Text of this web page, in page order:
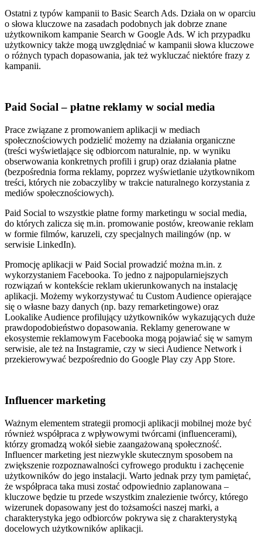
Ostatni z typów kampanii to Basic Search Ads. Działa on w oparciu
o słowa kluczowe na zasadach podobnych jak dobrze znane
użytkownikom kampanie Search w Google Ads. W ich przypadku
użytkownicy także mogą uwzględniać w kampanii słowa kluczowe
o różnych typach dopasowania, jak też wykluczać niektóre frazy z
kampanii.
Paid Social – płatne reklamy w social media
Prace związane z promowaniem aplikacji w mediach
społecznościowych podzielić możemy na działania organiczne
(treści wyświetlające się odbiorcom naturalnie, np. w wyniku
obserwowania konkretnych profili i grup) oraz działania płatne
(bezpośrednia forma reklamy, poprzez wyświetlanie użytkownikom
treści, których nie zobaczyliby w trakcie naturalnego korzystania z
mediów społecznościowych).
Paid Social to wszystkie płatne formy marketingu w social media,
do których zalicza się m.in. promowanie postów, kreowanie reklam
w formie filmów, karuzeli, czy specjalnych mailingów (np. w
serwisie LinkedIn).
Promocję aplikacji w Paid Social prowadzić można m.in. z
wykorzystaniem Facebooka. To jedno z najpopularniejszych
rozwiązań w kontekście reklam ukierunkowanych na instalację
aplikacji. Możemy wykorzystywać tu Custom Audience opierające
się o własne bazy danych (np. bazy remarketingowe) oraz
Lookalike Audience profilujący użytkowników wykazujących duże
prawdopodobieństwo dopasowania. Reklamy generowane w
ekosystemie reklamowym Facebooka mogą pojawiać się w samym
serwisie, ale też na Instagramie, czy w sieci Audience Network i
przekierowywać bezpośrednio do Google Play czy App Store.
Influencer marketing
Ważnym elementem strategii promocji aplikacji mobilnej może być
również współpraca z wpływowymi twórcami (influencerami),
którzy gromadzą wokół siebie zaangażowaną społeczność.
Influencer marketing jest niezwykle skutecznym sposobem na
zwiększenie rozpoznawalności cyfrowego produktu i zachęcenie
użytkowników do jego instalacji. Warto jednak przy tym pamiętać,
że współpraca taka musi zostać odpowiednio zaplanowana –
kluczowe będzie tu przede wszystkim znalezienie twórcy, którego
wizerunek dopasowany jest do tożsamości naszej marki, a
charakterystyka jego odbiorców pokrywa się z charakterystyką
docelowych użytkowników aplikacji.